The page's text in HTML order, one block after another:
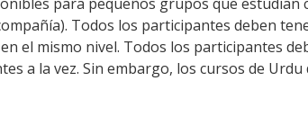
Todos los participantes deben
el mismo nivel. Todos los participantes
a la vez. Sin embargo, los cursos de